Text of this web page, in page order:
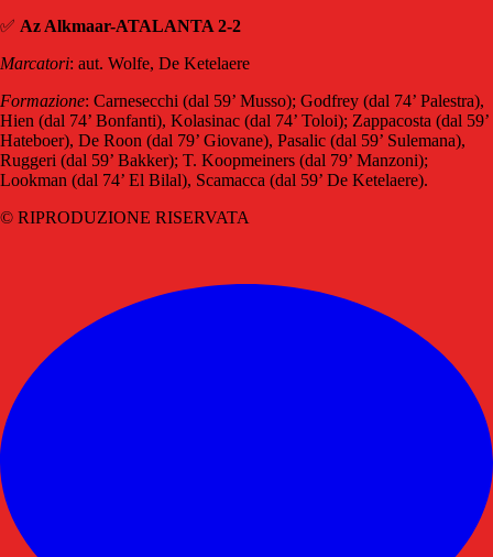
✅ Az Alkmaar-ATALANTA 2-2
Marcatori: aut. Wolfe, De Ketelaere
Formazione: Carnesecchi (dal 59’ Musso); Godfrey (dal 74’ Palestra),
Hien (dal 74’ Bonfanti), Kolasinac (dal 74’ Toloi); Zappacosta (dal 59’
Hateboer), De Roon (dal 79’ Giovane), Pasalic (dal 59’ Sulemana),
Ruggeri (dal 59’ Bakker); T. Koopmeiners (dal 79’ Manzoni);
Lookman (dal 74’ El Bilal), Scamacca (dal 59’ De Ketelaere).
© RIPRODUZIONE RISERVATA